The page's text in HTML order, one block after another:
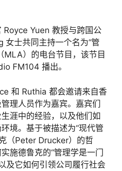
Royce Yuen 教授与跨国公
女士共同主持一个名为“管
MLA）的电台节目，该节目
FM104 播出。
和 Ruthia 都会邀请来自香
理人员作为嘉宾。嘉宾们
涯中的经验，以及他们如
境。基于被描述为“现代管
（Peter Drucker）的哲
施德鲁克的“管理学是一门
及它如何引领公司履行社会